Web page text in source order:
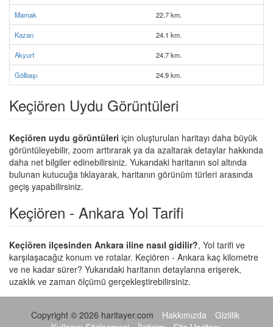
Mamak 22.7 km.
Kazan 24.1 km.
Akyurt 24.7 km.
Gölbaşı 24.9 km.
Keçiören Uydu Görüntüleri
Keçiören uydu görüntüleri için oluşturulan haritayı daha büyük
görüntüleyebilir, zoom arttırarak ya da azaltarak detaylar hakkında
daha net bilgiler edinebilirsiniz. Yukarıdaki haritanın sol altında
bulunan kutucuğa tıklayarak, haritanın görünüm türleri arasında
geçiş yapabilirsiniz.
Keçiören - Ankara Yol Tarifi
Keçiören ilçesinden Ankara iline nasıl gidilir?, Yol tarifi ve
karşılaşacağız konum ve rotalar. Keçiören - Ankara kaç kilometre
ve ne kadar sürer? Yukarıdaki haritanın detaylarına erişerek,
uzaklık ve zaman ölçümü gerçekleştirebilirsiniz.
Copyright © 2026 haritayer.com Hakkımızda
Gizlilik